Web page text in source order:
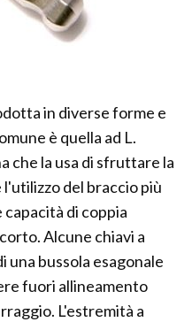
in diverse forme e
è quella ad L.
che la usa di sfruttare la
del braccio più
capacità di coppia
Alcune chiavi a
bussola esagonale
fuori allineamento
L'estremità a